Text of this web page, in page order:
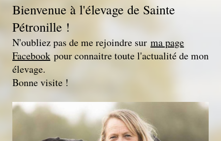
Bienvenue à l'élevage de Sainte
Pétronille !
N'oubliez pas de me rejoindre sur ma page
Facebook pour connaitre toute l'actualité de mon
élevage.
Bonne visite !